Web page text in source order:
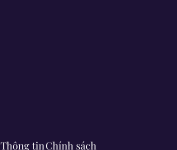
Thông tinChính sách